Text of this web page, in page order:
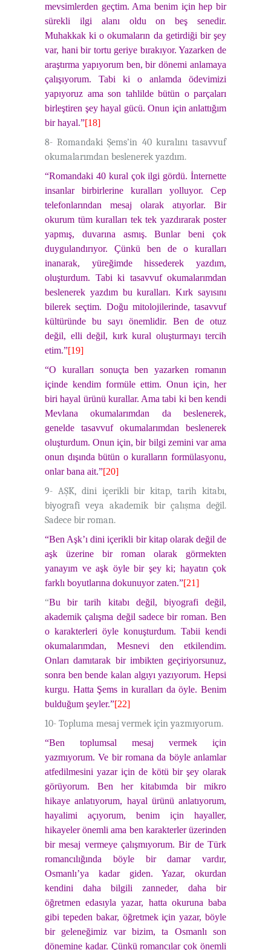
mevsimlerden geçtim. Ama benim için hep bir
sürekli ilgi alanı oldu on beş senedir.
Muhakkak ki o okumaların da getirdiği bir şey
var, hani bir tortu geriye bırakıyor. Yazarken de
araştırma yapıyorum ben, bir dönemi anlamaya
çalışıyorum. Tabi ki o anlamda ödevimizi
yapıyoruz ama son tahlilde bütün o parçaları
birleştiren şey hayal gücü. Onun için anlattığım
bir hayal.”[18]
8- Romandaki Şems’in 40 kuralını tasavvuf
okumalarımdan beslenerek yazdım.
“Romandaki 40 kural çok ilgi gördü. İnternette
insanlar birbirlerine kuralları yolluyor. Cep
telefonlarından mesaj olarak atıyorlar. Bir
okurum tüm kuralları tek tek yazdırarak poster
yapmış, duvarına asmış. Bunlar beni çok
duygulandırıyor. Çünkü ben de o kuralları
inanarak, yüreğimde hissederek yazdım,
oluşturdum. Tabi ki tasavvuf okumalarımdan
beslenerek yazdım bu kuralları. Kırk sayısını
bilerek seçtim. Doğu mitolojilerinde, tasavvuf
kültüründe bu sayı önemlidir. Ben de otuz
değil, elli değil, kırk kural oluşturmayı tercih
etim.”[19]
“O kuralları sonuçta ben yazarken romanın
içinde kendim formüle ettim. Onun için, her
biri hayal ürünü kurallar. Ama tabi ki ben kendi
Mevlana okumalarımdan da beslenerek,
genelde tasavvuf okumalarımdan beslenerek
oluşturdum. Onun için, bir bilgi zemini var ama
onun dışında bütün o kuralların formülasyonu,
onlar bana ait.”[20]
9- AŞK, dini içerikli bir kitap, tarih kitabı,
biyografi veya akademik bir çalışma değil.
Sadece bir roman.
“Ben Aşk’ı dini içerikli bir kitap olarak değil de
aşk üzerine bir roman olarak görmekten
yanayım ve aşk öyle bir şey ki; hayatın çok
farklı boyutlarına dokunuyor zaten.”[21]
“Bu bir tarih kitabı değil, biyografi değil,
akademik çalışma değil sadece bir roman. Ben
o karakterleri öyle konuşturdum. Tabii kendi
okumalarımdan, Mesnevi den etkilendim.
Onları damıtarak bir imbikten geçiriyorsunuz,
sonra ben bende kalan algıyı yazıyorum. Hepsi
kurgu. Hatta Şems in kuralları da öyle. Benim
bulduğum şeyler.”[22]
10- Topluma mesaj vermek için yazmıyorum.
“Ben toplumsal mesaj vermek için
yazmıyorum. Ve bir romana da böyle anlamlar
atfedilmesini yazar için de kötü bir şey olarak
görüyorum. Ben her kitabımda bir mikro
hikaye anlatıyorum, hayal ürünü anlatıyorum,
hayalimi açıyorum, benim için hayaller,
hikayeler önemli ama ben karakterler üzerinden
bir mesaj vermeye çalışmıyorum. Bir de Türk
romancılığında böyle bir damar vardır,
Osmanlı’ya kadar giden. Yazar, okurdan
kendini daha bilgili zanneder, daha bir
öğretmen edasıyla yazar, hatta okuruna baba
gibi tepeden bakar, öğretmek için yazar, böyle
bir geleneğimiz var bizim, ta Osmanlı son
dönemine kadar. Çünkü romancılar çok önemli